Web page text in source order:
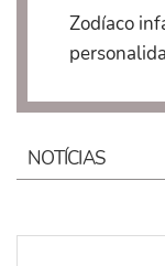
Zodíaco
NOTÍCIAS